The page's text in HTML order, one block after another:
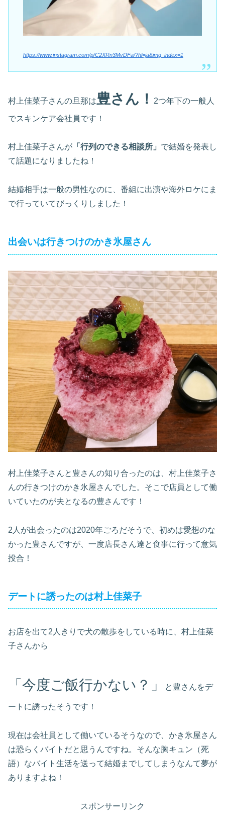
https://www.instagram.com/p/C2XRn3MvDFa/?hl=ja&img_index=1
村上佳菜子さんの旦那は豊さん！ 2つ年下の一般人
でスキンケア会社員です！
村上佳菜子さんが 「行列のできる相談所」 で結婚を発表し
て話題になりましたね！
結婚相手は一般の男性なのに、番組に出演や海外ロケにま
で行っていてびっくりしました！
出会いは行きつけのかき氷屋さん
村上佳菜子さんと豊さんの知り合ったのは、村上佳菜子さ
んの行きつけのかき氷屋さんでした。そこで店員として働
いていたのが夫となるの豊さんです！
2人が出会ったのは2020年ごろだそうで、初めは愛想のな
かった豊さんですが、一度店長さん達と食事に行って意気
投合！
デートに誘ったのは村上佳菜子
お店を出て2人きりで犬の散歩をしている時に、村上佳菜
子さんから
「今度ご飯行かない？」 と豊さんをデ
ートに誘ったそうです！
現在は会社員として働いているそうなので、かき氷屋さん
は恐らくバイトだと思うんですね。そんな胸キュン（死
語）なバイト生活を送って結婚までしてしまうなんて夢が
ありますよね！
スポンサーリンク